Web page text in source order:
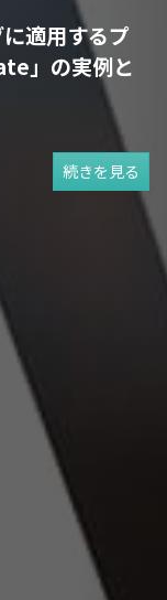
適用するプ
」の実例と
続きを見る